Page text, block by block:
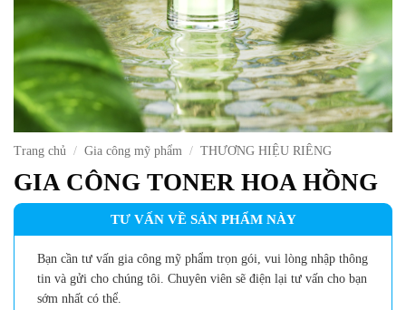
Trang chủ / Gia công mỹ phẩm / THƯƠNG HIỆU RIÊNG
GIA CÔNG TONER HOA HỒNG
TƯ VẤN VỀ SẢN PHẨM NÀY
Bạn cần tư vấn gia công mỹ phẩm trọn gói, vui lòng nhập thông
tin và gửi cho chúng tôi. Chuyên viên sẽ điện lại tư vấn cho bạn
sớm nhất có thể.